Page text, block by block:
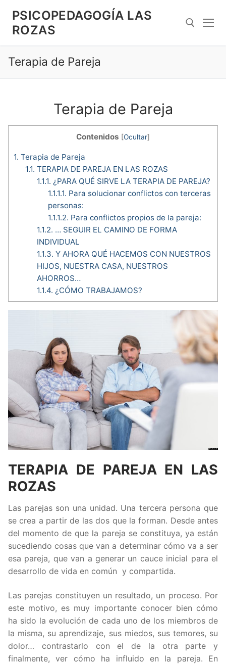
contenido
PSICOPEDAGOGÍA LAS
ROZAS
Terapia de Pareja
Terapia de Pareja
Contenidos [Ocultar]
1. Terapia de Pareja
1.1. TERAPIA DE PAREJA EN LAS ROZAS
1.1.1. ¿PARA QUÉ SIRVE LA TERAPIA DE PAREJA?
1.1.1.1. Para solucionar conflictos con terceras
personas:
1.1.1.2. Para conflictos propios de la pareja:
1.1.2. … SEGUIR EL CAMINO DE FORMA
INDIVIDUAL
1.1.3. Y AHORA QUÉ HACEMOS CON NUESTROS
HIJOS, NUESTRA CASA, NUESTROS
AHORROS…
1.1.4. ¿CÓMO TRABAJAMOS?
TERAPIA DE PAREJA EN LAS
ROZAS
Las parejas son una unidad. Una tercera persona que
se crea a partir de las dos que la forman. Desde antes
del momento de que la pareja se constituya, ya están
sucediendo cosas que van a determinar cómo va a ser
esa pareja, que van a generar un cauce inicial para el
desarrollo de vida en común y compartida.
Las parejas constituyen un resultado, un proceso. Por
este motivo, es muy importante conocer bien cómo
ha sido la evolución de cada uno de los miembros de
la misma, su aprendizaje, sus miedos, sus temores, su
dolor… contrastarlo con el de la otra parte y
finalmente, ver cómo ha influido en la pareja. En